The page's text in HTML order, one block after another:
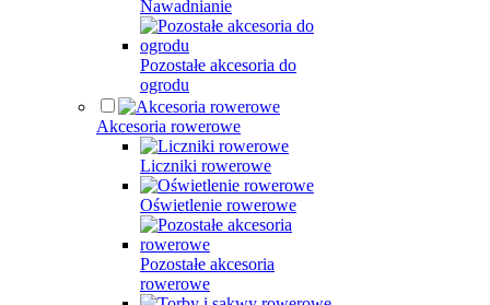
Nawadnianie
Pozostałe akcesoria do
ogrodu
Akcesoria rowerowe
Liczniki rowerowe
Oświetlenie rowerowe
Pozostałe akcesoria
rowerowe